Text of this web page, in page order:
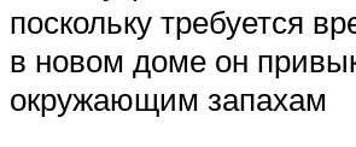
поскольку требуется
в новом доме он
окружающим запахам